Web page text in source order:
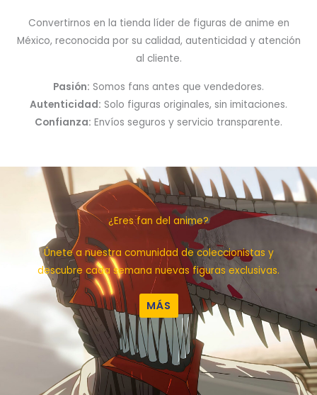
Convertirnos en la tienda líder de figuras de anime en
México, reconocida por su calidad, autenticidad y atención
al cliente.
Pasión: Somos fans antes que vendedores.
Autenticidad: Solo figuras originales, sin imitaciones.
Confianza: Envíos seguros y servicio transparente.
¿Eres fan del anime?
Únete a nuestra comunidad de coleccionistas y
descubre cada semana nuevas figuras exclusivas.
MÁS